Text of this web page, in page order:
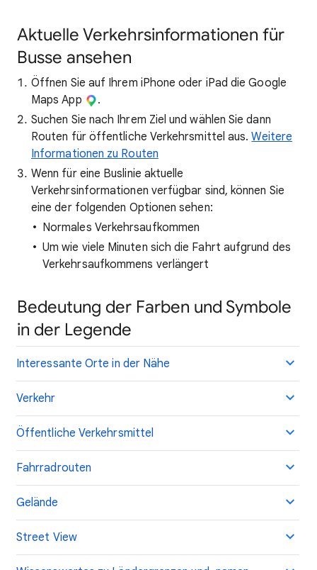
Aktuelle Verkehrsinformationen für
Busse ansehen
Öffnen Sie auf Ihrem iPhone oder iPad die Google
Maps App
.
Suchen Sie nach Ihrem Ziel und wählen Sie dann
Routen für öffentliche Verkehrsmittel aus.Weitere
Informationen zu Routen
Wenn für eine Buslinie aktuelle
Verkehrsinformationen verfügbar sind, können Sie
eine der folgenden Optionen sehen:
Normales Verkehrsaufkommen
Um wie viele Minuten sich die Fahrt aufgrund des
Verkehrsaufkommens verlängert
Bedeutung der Farben und Symbole
in der Legende
Interessante Orte in der Nähe
Verkehr
Öffentliche Verkehrsmittel
Fahrradrouten
Gelände
Street View